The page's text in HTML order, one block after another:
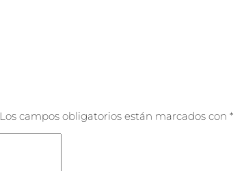
Los campos obligatorios están marcados con *